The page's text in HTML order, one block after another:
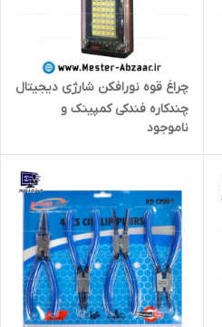
چراغ قوه نورافکن شارژی دیجیتال
چندکاره فندکی کمپینک و
CHARGING D64
ناموجود